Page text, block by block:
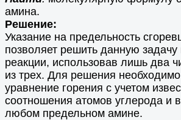
амина.
Решение:
Указание на предельность
позволяет решить данную
реакции, использовав лишь два
из трех. Для решения необходимо
уравнение горения с учетом
соотношения атомов углерода и
любом предельном амине.